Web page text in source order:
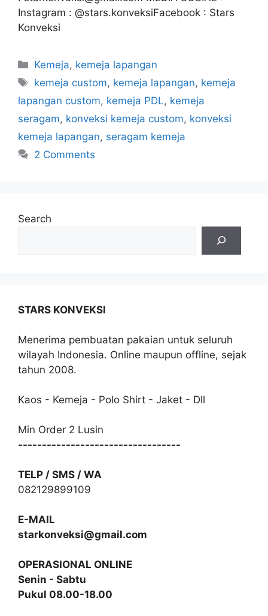
Instagram : @stars.konveksiFacebook : Stars
Konveksi
Kemeja, kemeja lapangan
kemeja custom, kemeja lapangan, kemeja
lapangan custom, kemeja PDL, kemeja
seragam, konveksi kemeja custom, konveksi
kemeja lapangan, seragam kemeja
2 Comments
Search
STARS KONVEKSI
Menerima pembuatan pakaian untuk seluruh
wilayah Indonesia. Online maupun offline, sejak
tahun 2008.
Kaos - Kemeja - Polo Shirt - Jaket - Dll
Min Order 2 Lusin
----------------------------------
TELP / SMS / WA
082129899109
E-MAIL
starkonveksi@gmail.com
OPERASIONAL ONLINE
Senin - Sabtu
Pukul 08.00-18.00